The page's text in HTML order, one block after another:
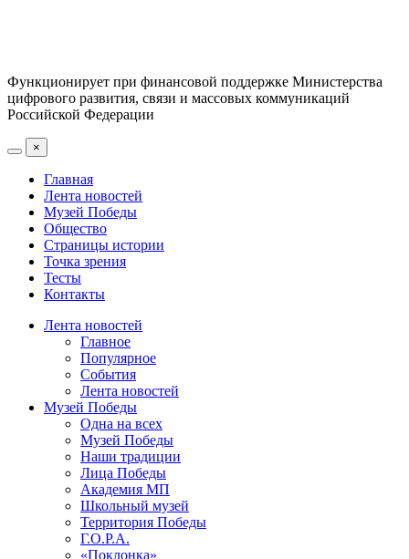
Функционирует при финансовой поддержке Министерства
цифрового развития, связи и массовых коммуникаций
Российской Федерации
×
Главная
Лента новостей
Музей Победы
Общество
Страницы истории
Точка зрения
Тесты
Контакты
Лента новостей
Главное
Популярное
События
Лента новостей
Музей Победы
Одна на всех
Музей Победы
Наши традиции
Лица Победы
Академия МП
Школьный музей
Территория Победы
Г.О.Р.А.
«Поклонка»